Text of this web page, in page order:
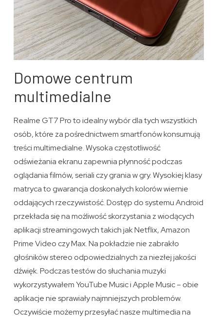
Domowe centrum
multimedialne
Realme GT7 Pro to idealny wybór dla tych wszystkich
osób, które za pośrednictwem smartfonów konsumują
treści multimedialne. Wysoka częstotliwość
odświeżania ekranu zapewnia płynność podczas
oglądania filmów, seriali czy grania w gry. Wysokiej klasy
matryca to gwarancja doskonałych kolorów wiernie
oddających rzeczywistość. Dostęp do systemu Android
przekłada się na możliwość skorzystania z wiodących
aplikacji streamingowych takich jak Netflix, Amazon
Prime Video czy Max. Na pokładzie nie zabrakło
głośników stereo odpowiedzialnych za niezłej jakości
dźwięk. Podczas testów do słuchania muzyki
wykorzystywałem YouTube Music i Apple Music – obie
aplikacje nie sprawiały najmniejszych problemów.
Oczywiście możemy przesyłać nasze multimedia na